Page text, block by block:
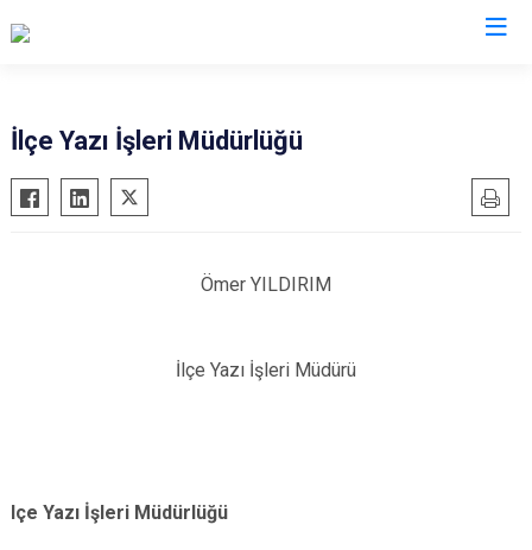
Akçakale
Birecik
Haliliye
Karaköprü
İlçe Yazı İşleri Müdürlüğü
Ömer YILDIRIM
İlçe Yazı İşleri Müdürü
lçe Yazı İşleri Müdürlüğü